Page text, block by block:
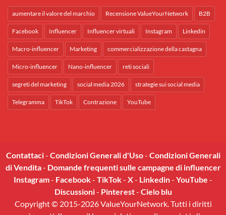
aumentare il valore del marchio Recensione ValueYourNetwork B2B
Facebook Influencer Influencer virtuali Instagram Linkedin
Macro-influencer Marketing commercializzazione della castagna
Micro-influencer Nano-influencer reti sociali
segreti del marketing social media 2026 strategie sui social media
Telegramma TikTok Contrazione YouTube
Contattaci- Condizioni Generali d'Uso- Condizioni Generali
di Vendita- Domande frequenti sulle campagne di influencer
Instagram- Facebook- TikTok- X- Linkedin- YouTube -
Discussioni- Pinterest- Cielo blu
Copyright © 2015-2026 ValueYourNetwork. Tutti i diritti